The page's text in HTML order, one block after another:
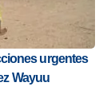
urgentes
Wayuu